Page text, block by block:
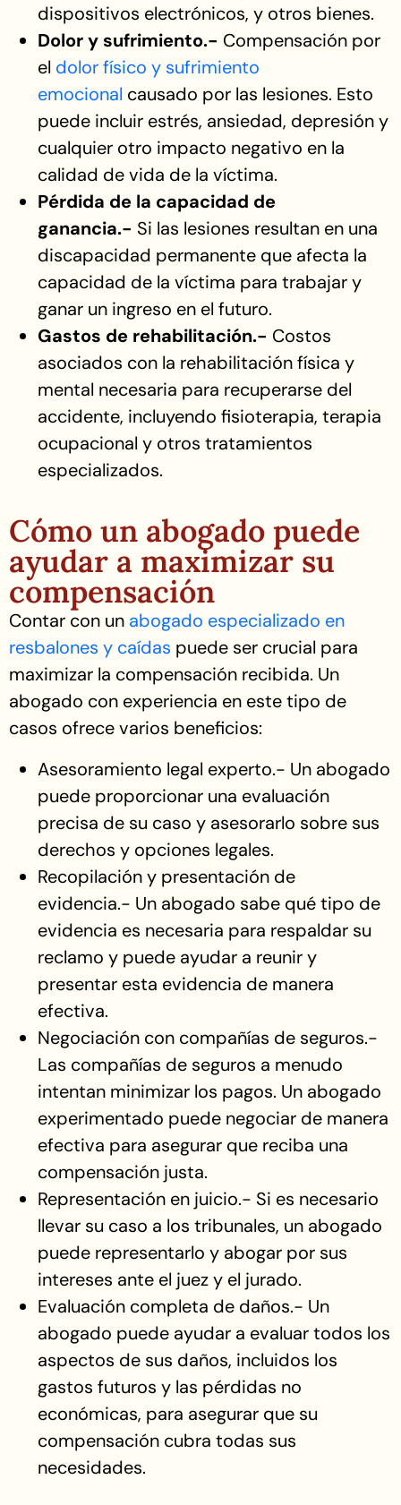
dispositivos electrónicos, y otros bienes.
Dolor y sufrimiento.- Compensación por
el dolor físico y sufrimiento
emocional causado por las lesiones. Esto
puede incluir estrés, ansiedad, depresión y
cualquier otro impacto negativo en la
calidad de vida de la víctima.
Pérdida de la capacidad de
ganancia.- Si las lesiones resultan en una
discapacidad permanente que afecta la
capacidad de la víctima para trabajar y
ganar un ingreso en el futuro.
Gastos de rehabilitación.- Costos
asociados con la rehabilitación física y
mental necesaria para recuperarse del
accidente, incluyendo fisioterapia, terapia
ocupacional y otros tratamientos
especializados.
Cómo un abogado puede
ayudar a maximizar su
compensación
Contar con un abogado especializado en
resbalones y caídas puede ser crucial para
maximizar la compensación recibida. Un
abogado con experiencia en este tipo de
casos ofrece varios beneficios:
Asesoramiento legal experto.- Un abogado
puede proporcionar una evaluación
precisa de su caso y asesorarlo sobre sus
derechos y opciones legales.
Recopilación y presentación de
evidencia.- Un abogado sabe qué tipo de
evidencia es necesaria para respaldar su
reclamo y puede ayudar a reunir y
presentar esta evidencia de manera
efectiva.
Negociación con compañías de seguros.-
Las compañías de seguros a menudo
intentan minimizar los pagos. Un abogado
experimentado puede negociar de manera
efectiva para asegurar que reciba una
compensación justa.
Representación en juicio.- Si es necesario
llevar su caso a los tribunales, un abogado
puede representarlo y abogar por sus
intereses ante el juez y el jurado.
Evaluación completa de daños.- Un
abogado puede ayudar a evaluar todos los
aspectos de sus daños, incluidos los
gastos futuros y las pérdidas no
económicas, para asegurar que su
compensación cubra todas sus
necesidades.